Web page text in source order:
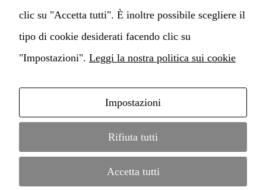
Cambia impostazioni Cookie
Copyright © 2021 Istituto di alta Formazione
Conservatorio Claudio Monteverdi • webdesign by
MD Service•informazione legale•protezione dati
clic su "Accetta tutti". È inoltre possibile scegliere il
tipo di cookie desiderati facendo clic su
"Impostazioni". Leggi la nostra politica sui cookie
Impostazioni
Rifiuta tutti
Accetta tutti
facoltativi.
Sono necessari
per il
funzionamento
del sito web.